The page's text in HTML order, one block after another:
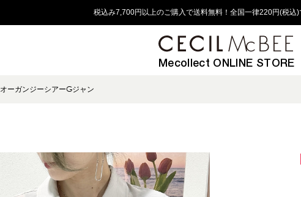
税込み7,700円以上のご購入で送料無料！全国一律220円(税込)
Mecollect ONLINE STORE
オーガンジーシアーGジャン